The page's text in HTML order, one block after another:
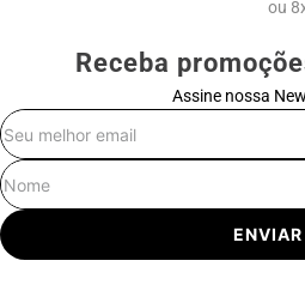
ou 8
Receba
Assine nossa
ENVIAR